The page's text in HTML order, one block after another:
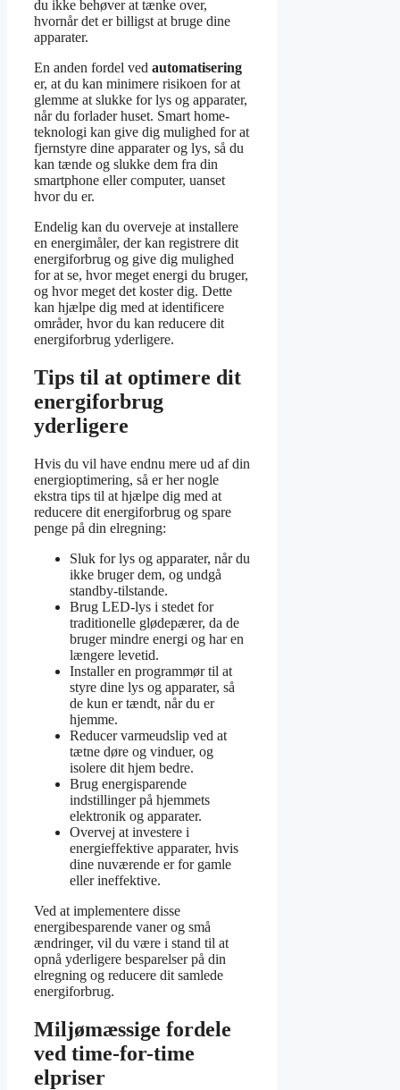
du ikke behøver at tænke over,
hvornår det er billigst at bruge dine
apparater.
En anden fordel ved automatisering
er, at du kan minimere risikoen for at
glemme at slukke for lys og apparater,
når du forlader huset. Smart home-
teknologi kan give dig mulighed for at
fjernstyre dine apparater og lys, så du
kan tænde og slukke dem fra din
smartphone eller computer, uanset
hvor du er.
Endelig kan du overveje at installere
en energimåler, der kan registrere dit
energiforbrug og give dig mulighed
for at se, hvor meget energi du bruger,
og hvor meget det koster dig. Dette
kan hjælpe dig med at identificere
områder, hvor du kan reducere dit
energiforbrug yderligere.
Tips til at optimere dit
energiforbrug
yderligere
Hvis du vil have endnu mere ud af din
energioptimering, så er her nogle
ekstra tips til at hjælpe dig med at
reducere dit energiforbrug og spare
penge på din elregning:
Sluk for lys og apparater, når du
ikke bruger dem, og undgå
standby-tilstande.
Brug LED-lys i stedet for
traditionelle glødepærer, da de
bruger mindre energi og har en
længere levetid.
Installer en programmør til at
styre dine lys og apparater, så
de kun er tændt, når du er
hjemme.
Reducer varmeudslip ved at
tætne døre og vinduer, og
isolere dit hjem bedre.
Brug energisparende
indstillinger på hjemmets
elektronik og apparater.
Overvej at investere i
energieffektive apparater, hvis
dine nuværende er for gamle
eller ineffektive.
Ved at implementere disse
energibesparende vaner og små
ændringer, vil du være i stand til at
opnå yderligere besparelser på din
elregning og reducere dit samlede
energiforbrug.
Miljømæssige fordele
ved time-for-time
elpriser